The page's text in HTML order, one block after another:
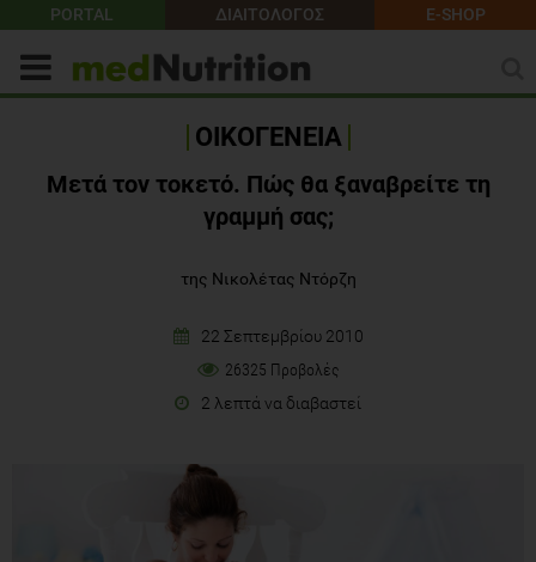
PORTAL ΔΙΑΙΤΟΛΟΓΟΣ E-SHOP
ΟΙΚΟΓΕΝΕΙΑ
Μετά τον τοκετό. Πώς θα ξαναβρείτε τη
γραμμή σας;
της Νικολέτας Ντόρζη
22 Σεπτεμβρίου 2010
26325 Προβολές
2 λεπτά να διαβαστεί